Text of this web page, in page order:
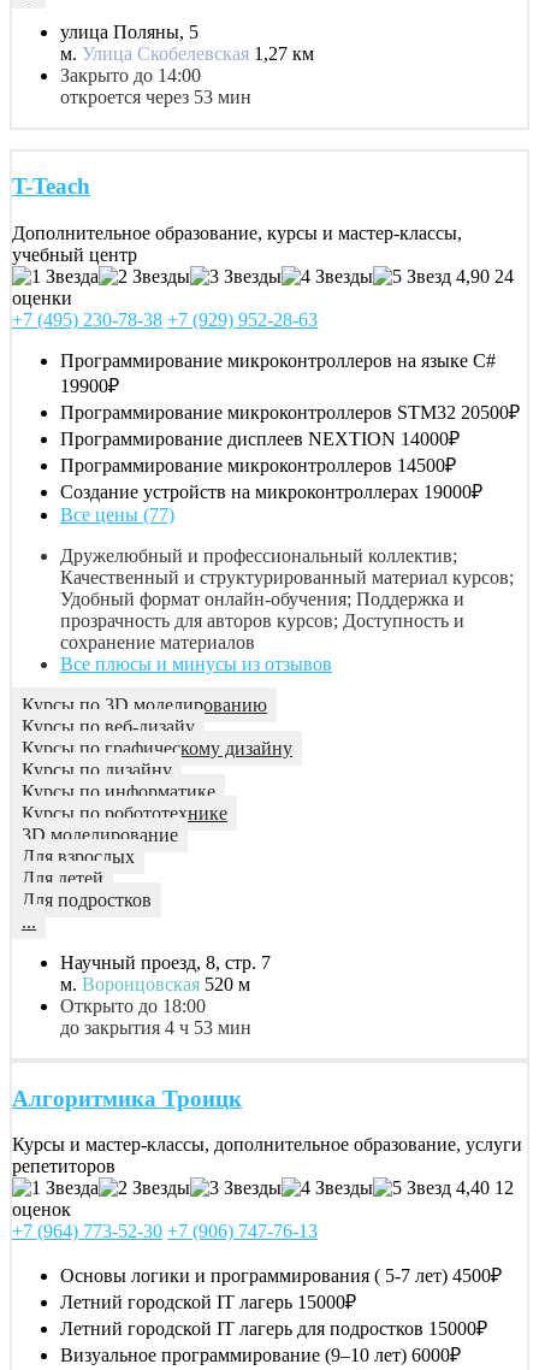
улица Поляны, 5
м. Улица Скобелевская 1,27 км
Закрыто до 14:00
откроется через 53 мин
T-Teach
Дополнительное образование, курсы и мастер-классы,
учебный центр
4,90 24
оценки
+7 (495) 230-78-38 +7 (929) 952-28-63
Программирование микроконтроллеров на языке С#
19900₽
Программирование микроконтроллеров STM32 20500₽
Программирование дисплеев NEXTION 14000₽
Программирование микроконтроллеров 14500₽
Создание устройств на микроконтроллерах 19000₽
Все цены (77)
Дружелюбный и профессиональный коллектив;
Качественный и структурированный материал курсов;
Удобный формат онлайн-обучения; Поддержка и
прозрачность для авторов курсов; Доступность и
сохранение материалов
Все плюсы и минусы из отзывов
Курсы по 3D моделированию
Курсы по веб-дизайу
Курсы по графическому дизайну
Курсы по дизайну
Курсы по информатике
Курсы по робототехнике
3D моделирование
Для взрослых
Для детей
Для подростков
...
Научный проезд, 8, стр. 7
м. Воронцовская 520 м
Открыто до 18:00
до закрытия 4 ч 53 мин
Алгоритмика Троицк
Курсы и мастер-классы, дополнительное образование, услуги
репетиторов
4,40 12
оценок
+7 (964) 773-52-30 +7 (906) 747-76-13
Основы логики и программирования ( 5-7 лет) 4500₽
Летний городской IT лагерь 15000₽
Летний городской IT лагерь для подростков 15000₽
Визуальное программирование (9–10 лет) 6000₽